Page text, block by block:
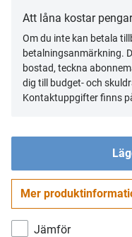
Att låna kostar
Om du inte kan betala
betalningsanmärkning.
bostad, teckna
dig till budget- och
Kontaktuppgifter finns
Mer
Jämför